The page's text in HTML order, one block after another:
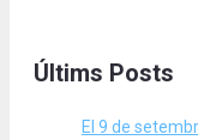
Últims Posts
El 9 de